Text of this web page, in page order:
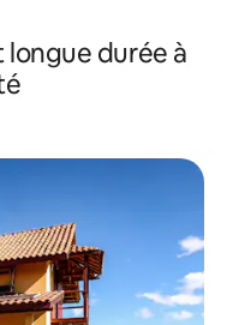
durée à